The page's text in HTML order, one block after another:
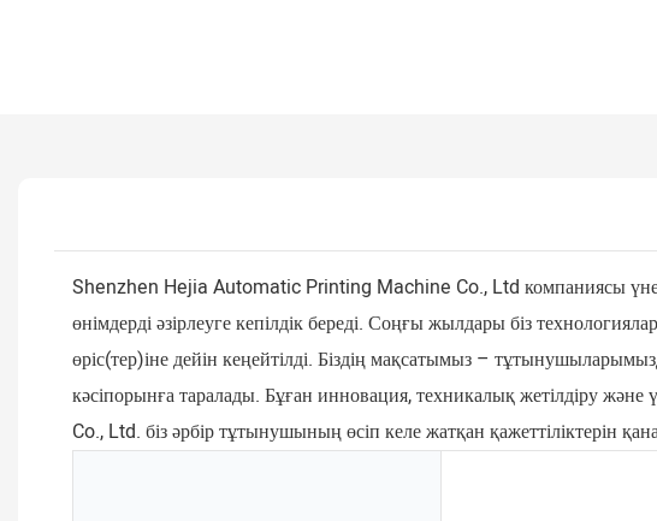
Shenzhen Hejia Automatic Printing Machine Co., Ltd компаниясы
өнімдерді әзірлеуге кепілдік береді. Соңғы жылдары біз
өріс(тер)іне дейін кеңейтілді. Біздің мақсатымыз –
кәсіпорынға таралады. Бұған инновация, техникалық жетілдіру
Co., Ltd. біз әрбір тұтынушының өсіп келе жатқан қажеттіліктерін